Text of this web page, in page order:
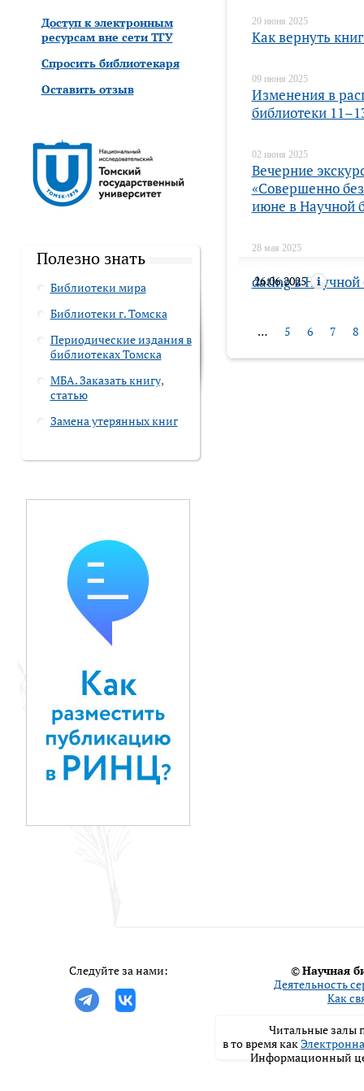
Доступ к электронным
ресурсам вне сети ТГУ
Спросить библиотекаря
Оставить отзыв
Полезно знать
Библиотеки мира
Библиотеки г. Томска
Периодические издания в
библиотеках Томска
МБА. Заказать книгу,
статью
Замена утерянных книг
20 июня 2025
Как вернуть
09 июня 2025
Изменения в
библиотеки
02 июня 2025
Вечерние
«Совершенно
июне в Научной
28 мая 2025
dating в Научной
26.06.2025
… 5 6 7 8
Следуйте за нами: ©Научная
Деятельность
Как
Читальные залы
в то время как
Информационный